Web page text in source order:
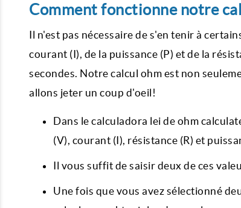
Comment fonctionne notre
Il n'est pas nécessaire de s'en tenir à
courant (I), de la puissance (P) et de la
secondes. Notre calcul ohm est non
allons jeter un coup d'oeil!
Dans le calculadora lei de ohm
(V), courant (I), résistance (R) et
Il vous suffit de saisir deux de ces
Une fois que vous avez sélectionné